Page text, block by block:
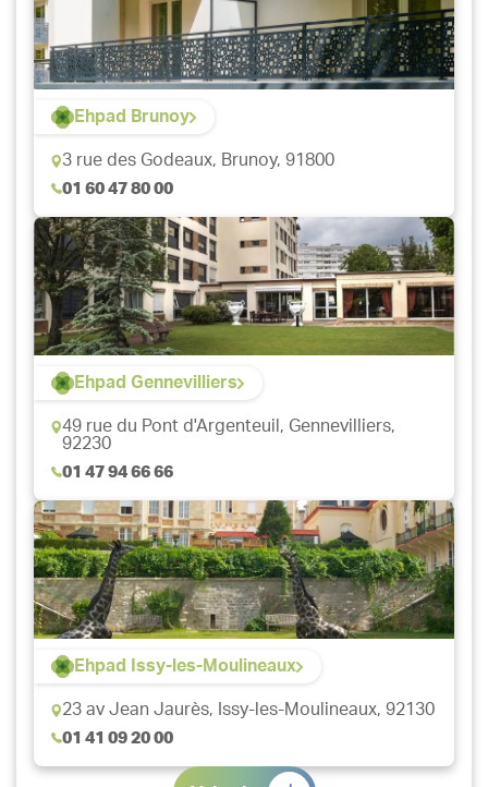
Ehpad Brunoy
3 rue des Godeaux, Brunoy, 91800
01 60 47 80 00
Ehpad Gennevilliers
49 rue du Pont d'Argenteuil, Gennevilliers,
92230
01 47 94 66 66
Ehpad Issy-les-Moulineaux
23 av Jean Jaurès, Issy-les-Moulineaux, 92130
01 41 09 20 00